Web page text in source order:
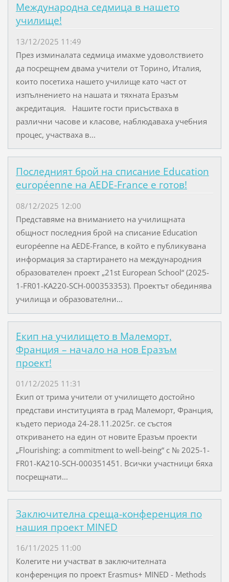
Международна седмица в нашето
училище!
13/12/2025 11:49
През изминалата седмица имахме удоволствието
да посрещнем двама учители от Торино, Италия,
които посетиха нашето училище като част от
изпълнението на нашата и тяхната Еразъм
акредитация. Нашите гости присъстваха в
различни часове и класове, наблюдаваха учебния
процес, участваха в...
Последният брой на списание Education
européenne на AEDE-France е готов!
08/12/2025 12:00
Представяме на вниманието на училищната
общност последния брой на списание Education
européenne на AEDE-France, в който е публикувана
информация за стартирането на международния
образователен проект „21st European School“ (2025-
1-FR01-KA220-SCH-000353353). Проектът обединява
училища и образователни...
Екип на училището в Малеморт,
Франция – начало на нов Еразъм
проект!
01/12/2025 11:31
Екип от трима учители от училището достойно
представи институцията в град Малеморт, Франция,
където периода 24-28.11.2025г. се състоя
откриването на един от новите Еразъм проекти
„Flourishing: a commitment to well-being“ с № 2025-1-
FR01-KA210-SCH-000351451. Всички участници бяха
посрещнати...
Заключителна среща-конференция по
нашия проект MINED
16/11/2025 11:00
Колегите ни участват в заключителната
конференция по проект Erasmus+ MINED - Methods